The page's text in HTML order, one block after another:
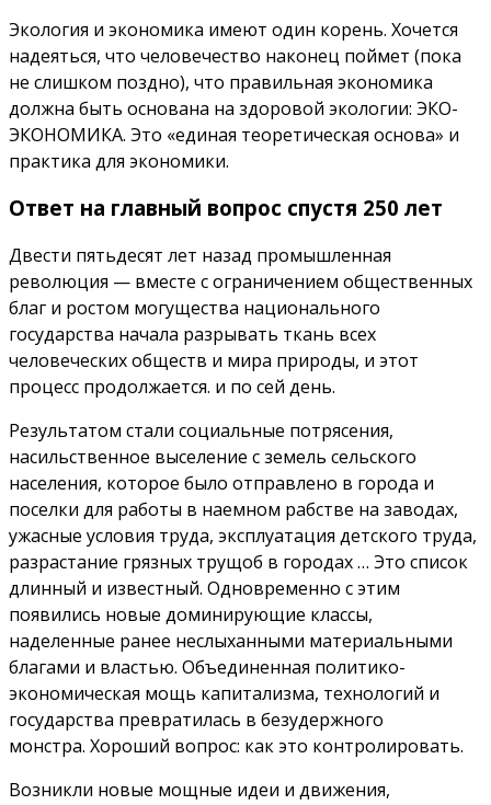
Экология и экономика имеют один корень. Хочется
надеяться, что человечество наконец поймет (пока
не слишком поздно), что правильная экономика
должна быть основана на здоровой экологии: ЭКО-
ЭКОНОМИКА. Это «единая теоретическая основа» и
практика для экономики.
Ответ на главный вопрос спустя 250 лет
Двести пятьдесят лет назад промышленная
революция — вместе с ограничением общественных
благ и ростом могущества национального
государства начала разрывать ткань всех
человеческих обществ и мира природы, и этот
процесс продолжается. и по сей день.
Результатом стали социальные потрясения,
насильственное выселение с земель сельского
населения, которое было отправлено в города и
поселки для работы в наемном рабстве на заводах,
ужасные условия труда, эксплуатация детского труда,
разрастание грязных трущоб в городах … Это список
длинный и известный. Одновременно с этим
появились новые доминирующие классы,
наделенные ранее неслыханными материальными
благами и властью. Объединенная политико-
экономическая мощь капитализма, технологий и
государства превратилась в безудержного
монстра. Хороший вопрос: как это контролировать.
Возникли новые мощные идеи и движения,